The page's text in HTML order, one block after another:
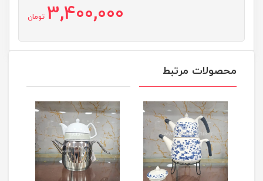
3,400,000 تومان
محصولات مرتبط